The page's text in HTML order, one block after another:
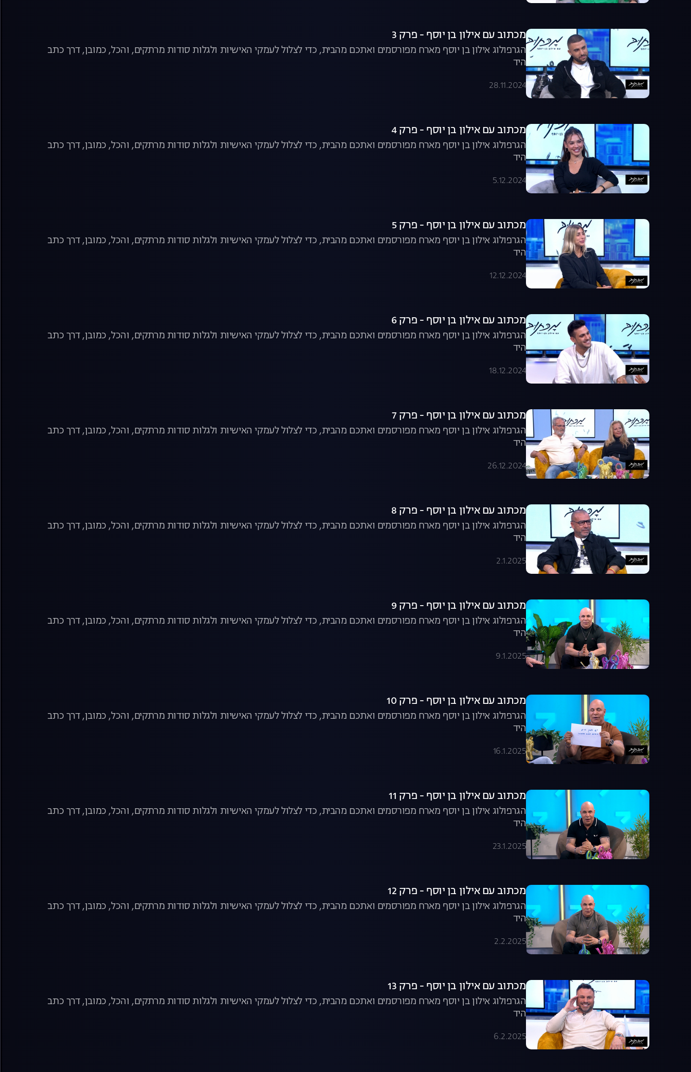
מכתוב עם אילון בן יוסף - פרק 3
הגרפולוג אילון בן יוסף מארח מפורסמים ואתכם מהבית, כדי לצלול לעמקי האישיות ולגלות סודות מרתקים, והכל, כמובן, דרך כתב
היד
28.11.2024
מכתוב עם אילון בן יוסף - פרק 4
הגרפולוג אילון בן יוסף מארח מפורסמים ואתכם מהבית, כדי לצלול לעמקי האישיות ולגלות סודות מרתקים, והכל, כמובן, דרך כתב
היד
5.12.2024
מכתוב עם אילון בן יוסף - פרק 5
הגרפולוג אילון בן יוסף מארח מפורסמים ואתכם מהבית, כדי לצלול לעמקי האישיות ולגלות סודות מרתקים, והכל, כמובן, דרך כתב
היד
12.12.2024
מכתוב עם אילון בן יוסף - פרק 6
הגרפולוג אילון בן יוסף מארח מפורסמים ואתכם מהבית, כדי לצלול לעמקי האישיות ולגלות סודות מרתקים, והכל, כמובן, דרך כתב
היד
18.12.2024
מכתוב עם אילון בן יוסף - פרק 7
הגרפולוג אילון בן יוסף מארח מפורסמים ואתכם מהבית, כדי לצלול לעמקי האישיות ולגלות סודות מרתקים, והכל, כמובן, דרך כתב
היד
26.12.2024
מכתוב עם אילון בן יוסף - פרק 8
הגרפולוג אילון בן יוסף מארח מפורסמים ואתכם מהבית, כדי לצלול לעמקי האישיות ולגלות סודות מרתקים, והכל, כמובן, דרך כתב
היד
2.1.2025
מכתוב עם אילון בן יוסף - פרק 9
הגרפולוג אילון בן יוסף מארח מפורסמים ואתכם מהבית, כדי לצלול לעמקי האישיות ולגלות סודות מרתקים, והכל, כמובן, דרך כתב
היד
9.1.2025
מכתוב עם אילון בן יוסף - פרק 10
הגרפולוג אילון בן יוסף מארח מפורסמים ואתכם מהבית, כדי לצלול לעמקי האישיות ולגלות סודות מרתקים, והכל, כמובן, דרך כתב
היד
16.1.2025
מכתוב עם אילון בן יוסף - פרק 11
הגרפולוג אילון בן יוסף מארח מפורסמים ואתכם מהבית, כדי לצלול לעמקי האישיות ולגלות סודות מרתקים, והכל, כמובן, דרך כתב
היד
23.1.2025
מכתוב עם אילון בן יוסף - פרק 12
הגרפולוג אילון בן יוסף מארח מפורסמים ואתכם מהבית, כדי לצלול לעמקי האישיות ולגלות סודות מרתקים, והכל, כמובן, דרך כתב
היד
2.2.2025
מכתוב עם אילון בן יוסף - פרק 13
הגרפולוג אילון בן יוסף מארח מפורסמים ואתכם מהבית, כדי לצלול לעמקי האישיות ולגלות סודות מרתקים, והכל, כמובן, דרך כתב
היד
6.2.2025